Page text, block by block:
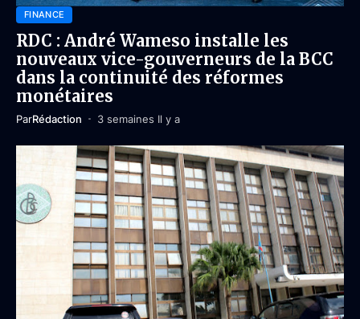
FINANCE
RDC : André Wameso installe les
nouveaux vice-gouverneurs de la BCC
dans la continuité des réformes
monétaires
ParRédaction 3 semaines Il y a